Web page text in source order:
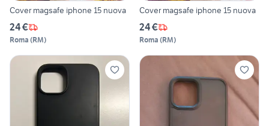
Cover magsafe iphone 15 nuova
24 €
Roma (RM)
Cover magsafe iphone 15 nuova
24 €
Roma (RM)